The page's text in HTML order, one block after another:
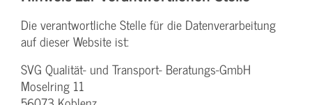
Die verantwortliche Stelle für die Datenverarbeitung
auf dieser Website ist:
SVG Qualität- und Transport- Beratungs-GmbH
Moselring 11